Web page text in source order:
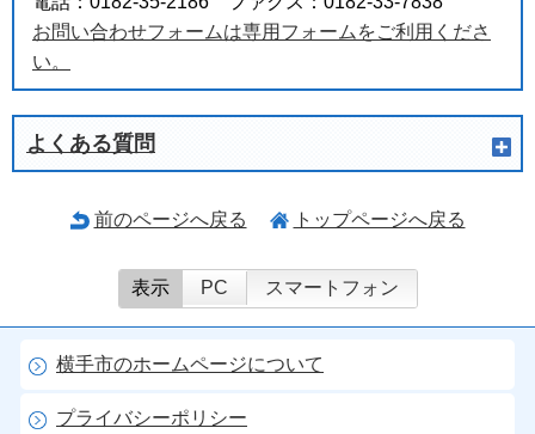
お問い合わせフォームは専用フォームをご利用くださ
い。
よくある質問
前のページへ戻る トップページへ戻る
表示 PC スマートフォン
横手市のホームページについて
プライバシーポリシー